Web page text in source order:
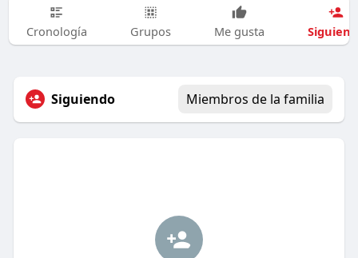
Cronología Grupos Me gusta
Siguiendo Miembros de la familia